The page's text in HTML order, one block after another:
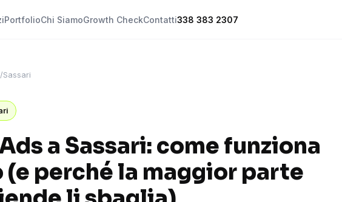
PortfolioChi SiamoGrowth CheckContatti338 383 2307
/Sassari
a Sassari: come funziona
(e perché la maggior parte